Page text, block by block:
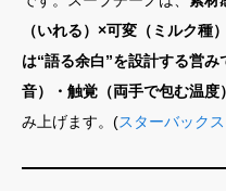
（いれる）×可変（ミルク種
は“語る余白”を設計する営
音）・触覚（両手で包む温度
み上げます。(スターバック